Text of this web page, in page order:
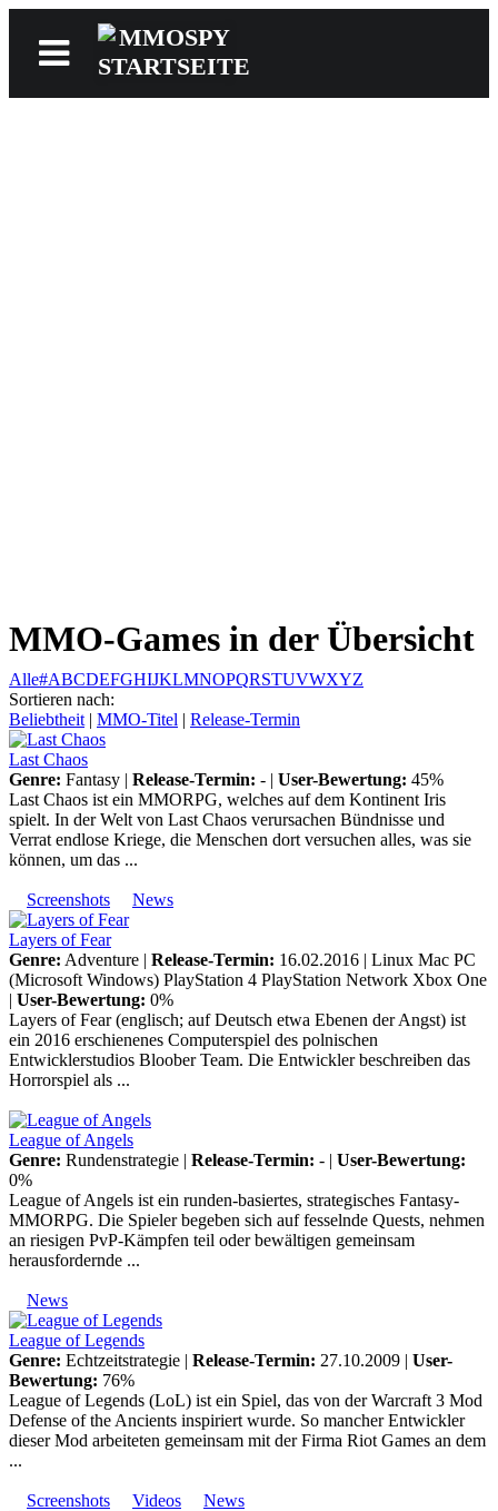
Follow us
MMO-Games in der Übersicht
Alle#ABCDEFGHIJKLMNOPQRSTUVWXYZ
Sortieren nach:
Beliebtheit | MMO-Titel | Release-Termin
Last Chaos
Genre: Fantasy | Release-Termin: - | User-Bewertung: 45%
Last Chaos ist ein MMORPG, welches auf dem Kontinent Iris
spielt. In der Welt von Last Chaos verursachen Bündnisse und
Verrat endlose Kriege, die Menschen dort versuchen alles, was sie
können, um das ...
Screenshots News
Layers of Fear
Genre: Adventure | Release-Termin: 16.02.2016 | Linux Mac PC
(Microsoft Windows) PlayStation 4 PlayStation Network Xbox One
| User-Bewertung: 0%
Layers of Fear (englisch; auf Deutsch etwa Ebenen der Angst) ist
ein 2016 erschienenes Computerspiel des polnischen
Entwicklerstudios Bloober Team. Die Entwickler beschreiben das
Horrorspiel als ...
League of Angels
Genre: Rundenstrategie | Release-Termin: - | User-Bewertung:
0%
League of Angels ist ein runden-basiertes, strategisches Fantasy-
MMORPG. Die Spieler begeben sich auf fesselnde Quests, nehmen
an riesigen PvP-Kämpfen teil oder bewältigen gemeinsam
herausfordernde ...
News
League of Legends
Genre: Echtzeitstrategie | Release-Termin: 27.10.2009 | User-
Bewertung: 76%
League of Legends (LoL) ist ein Spiel, das von der Warcraft 3 Mod
Defense of the Ancients inspiriert wurde. So mancher Entwickler
dieser Mod arbeiteten gemeinsam mit der Firma Riot Games an dem
...
Screenshots Videos News